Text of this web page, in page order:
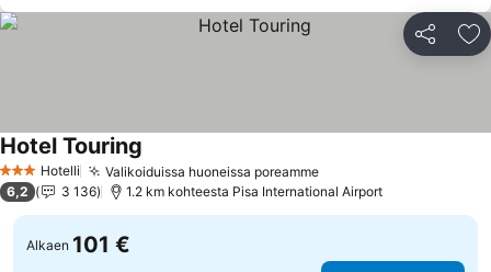
Jaa
3 Tähtiluokitus
Hotelli Valikoiduissa huoneissa poreammeKatso hinnat
Hotel Touring
6,2 3 136 1.2 km kohteesta Pisa International Airport
Alkaen 101 €